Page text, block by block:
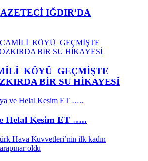
IĞDIR’DA
KÖYÜ GEÇMİŞTE
BİR SU HİKAYESİ
Helal Kesim ET …..